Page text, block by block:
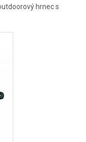
hrnec s